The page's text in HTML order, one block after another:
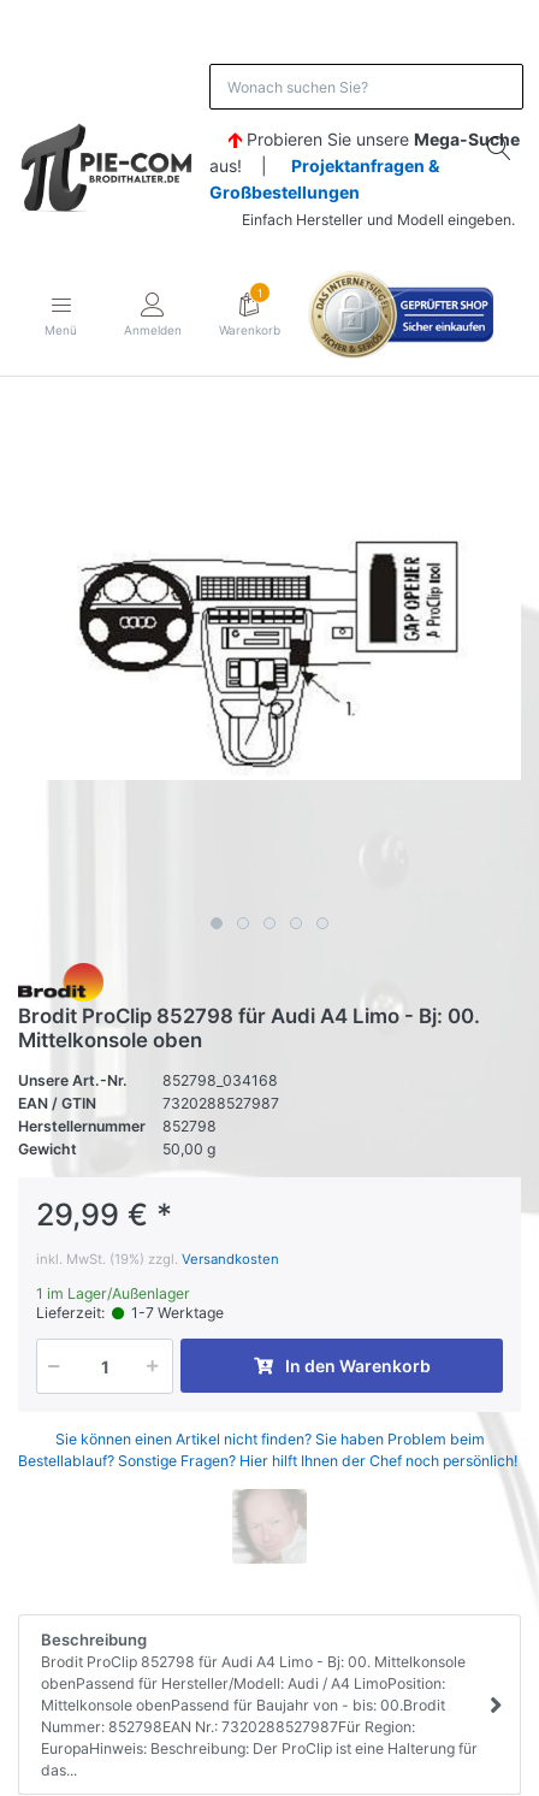
Probieren Sie unsere Mega-Suche
aus! | Projektanfragen &
Großbestellungen
Einfach Hersteller und Modell eingeben.
Menü Anmelden
1
Warenkorb
Brodit ProClip 852798 für Audi A4 Limo - Bj: 00.
Mittelkonsole oben
Unsere Art.-Nr.
852798_034168
EAN / GTIN
7320288527987
Herstellernummer
852798
Gewicht
50,00 g
29,99 € *
inkl. MwSt. (19%) zzgl. Versandkosten
1 im Lager/Außenlager
Lieferzeit:
1-7 Werktage
In den Warenkorb
Sie können einen Artikel nicht finden? Sie haben Problem beim
Bestellablauf? Sonstige Fragen? Hier hilft Ihnen der Chef noch persönlich!
Beschreibung
Brodit ProClip 852798 für Audi A4 Limo - Bj: 00. Mittelkonsole
obenPassend für Hersteller/Modell: Audi / A4 LimoPosition:
Mittelkonsole obenPassend für Baujahr von - bis: 00.Brodit
Nummer: 852798EAN Nr.: 7320288527987Für Region:
EuropaHinweis: Beschreibung: Der ProClip ist eine Halterung für
das...